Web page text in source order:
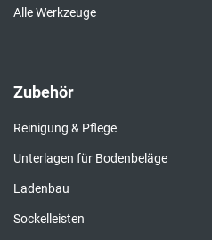
Alle Werkzeuge
Zubehör
Reinigung & Pflege
Unterlagen für Bodenbeläge
Ladenbau
Sockelleisten